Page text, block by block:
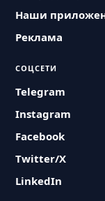
Наши
Реклама
СОЦСЕТИ
Telegram
Instagram
Facebook
Twitter/X
LinkedIn